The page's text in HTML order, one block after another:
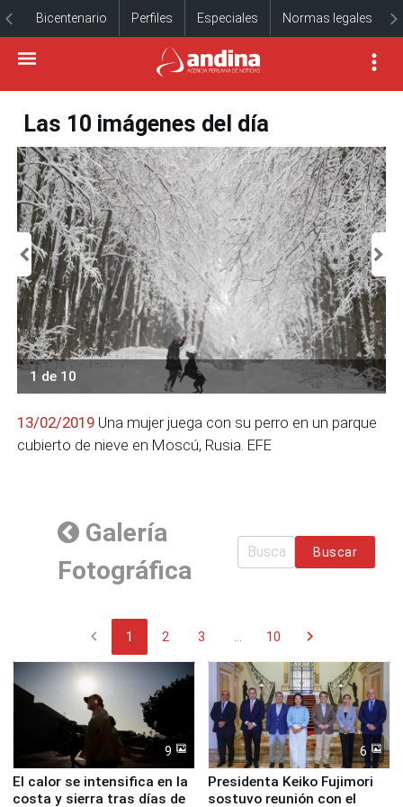
Bicentenario Perfiles Especiales Normas legales
Las 10 imágenes del día
1 de 10
13/02/2019 Una mujer juega con su perro en un parque
cubierto de nieve en Moscú, Rusia. EFE
Galería
Fotográfica
Buscar
chevron_left 1 2 3 10 chevron_right
9
El calor se intensifica en la
costa y sierra tras días de
6
Presidenta Keiko Fujimori
sostuvo reunión con el